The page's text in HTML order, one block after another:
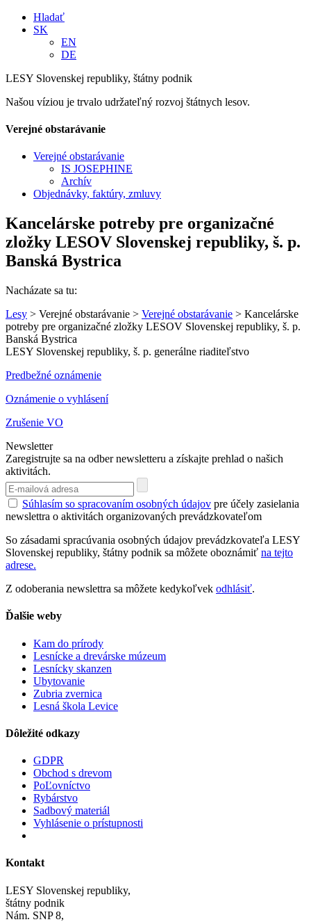
Hladať
SK
EN
DE
LESY Slovenskej republiky, štátny podnik
Našou víziou je trvalo udržateľný rozvoj štátnych lesov.
Verejné obstarávanie
Verejné obstarávanie
IS JOSEPHINE
Archív
Objednávky, faktúry, zmluvy
Kancelárske potreby pre organizačné
zložky LESOV Slovenskej republiky, š. p.
Banská Bystrica
Nacházate sa tu:
Lesy > Verejné obstarávanie > Verejné obstarávanie > Kancelárske
potreby pre organizačné zložky LESOV Slovenskej republiky, š. p.
Banská Bystrica
LESY Slovenskej republiky, š. p. generálne riaditeľstvo
Predbežné oznámenie
Oznámenie o vyhlásení
Zrušenie VO
Newsletter
Zaregistrujte sa na odber newsletteru a získajte prehlad o našich
aktivitách.
Súhlasím so spracovaním osobných údajov pre účely zasielania
newslettra o aktivitách organizovaných prevádzkovateľom
So zásadami spracúvania osobných údajov prevádzkovateľa LESY
Slovenskej republiky, štátny podnik sa môžete oboznámiť na tejto
adrese.
Z odoberania newslettra sa môžete kedykoľvek odhlásiť.
Ďalšie weby
Kam do prírody
Lesnícke a drevárske múzeum
Lesnícky skanzen
Ubytovanie
Zubria zvernica
Lesná škola Levice
Dôležité odkazy
GDPR
Obchod s drevom
PoĽovníctvo
Rybárstvo
Sadbový materiál
Vyhlásenie o prístupnosti
Kontakt
LESY Slovenskej republiky,
štátny podnik
Nám. SNP 8,